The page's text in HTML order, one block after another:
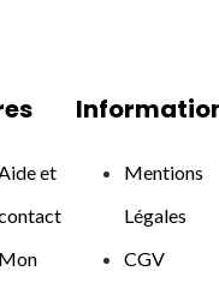
Aide et
Mon
Mentions
Légales
CGV